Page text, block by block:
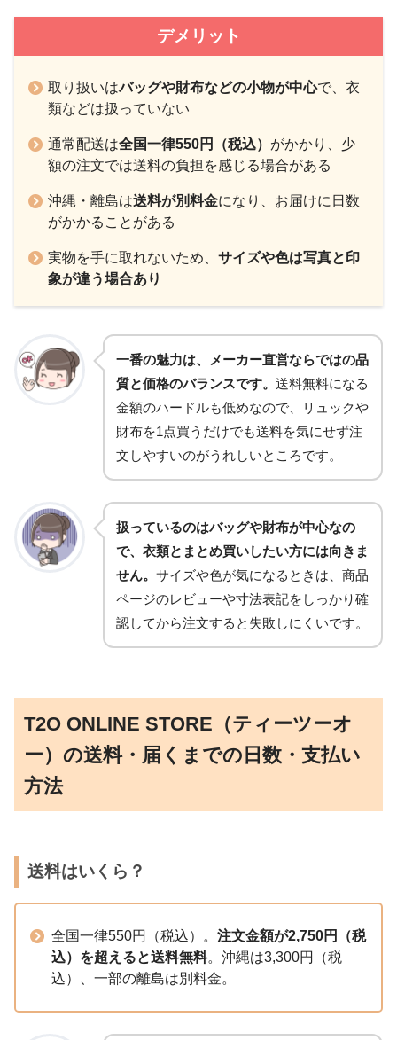
デメリット
取り扱いはバッグや財布などの小物が中心で、衣
類などは扱っていない
通常配送は全国一律550円（税込） がかかり、少
額の注文では送料の負担を感じる場合がある
沖縄・離島は送料が別料金になり、お届けに日数
がかかることがある
実物を手に取れないため、サイズや色は写真と印
象が違う場合あり
一番の魅力は、メーカー直営ならではの品
質と価格のバランスです。 送料無料になる
金額のハードルも低めなので、リュックや
財布を1点買うだけでも送料を気にせず注
文しやすいのがうれしいところです。
扱っているのはバッグや財布が中心なの
で、衣類とまとめ買いしたい方には向きま
せん。 サイズや色が気になるときは、商品
ページのレビューや寸法表記をしっかり確
認してから注文すると失敗しにくいです。
T2O ONLINE STORE（ティーツーオ
ー）の送料・届くまでの日数・支払い
方法
送料はいくら？
全国一律550円（税込）。 注文金額が2,750円（税
込）を超えると送料無料。沖縄は3,300円（税
込）、一部の離島は別料金。